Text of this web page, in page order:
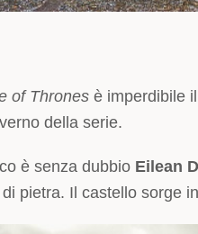
of Thrones è imperdibile
della serie.
è senza dubbio Eilean
pietra. Il castello sorge